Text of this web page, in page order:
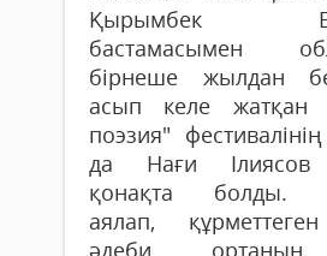
Қырымбек
бастамасымен
бірнеше жылдан
асып келе жатқан
поэзия"
да Нағи Ілиясов
қонақта болды.
аялап,